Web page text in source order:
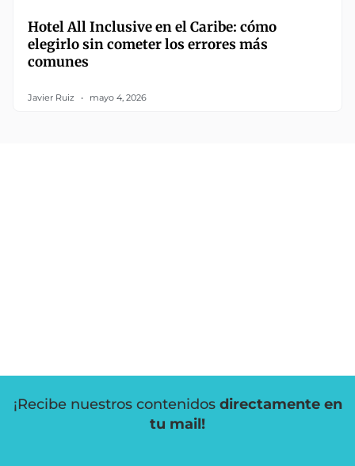
Hotel All Inclusive en el Caribe: cómo
elegirlo sin cometer los errores más
comunes
Javier Ruiz mayo 4, 2026
¡Recibe nuestros contenidos directamente en
tu mail!